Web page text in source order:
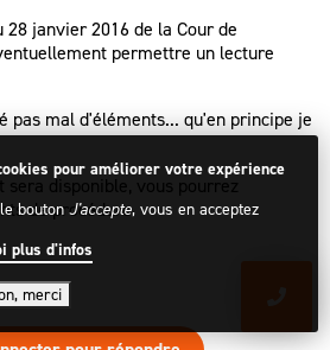
janvier 2016 de la Cour de
permettre un lecture
pas mal d'éléments... qu'en principe je
sera disponible, vous pourrez
de procédure.
pour améliorer votre expérience
boutonJ'accepte, vous en acceptez
plus d'infos
merci